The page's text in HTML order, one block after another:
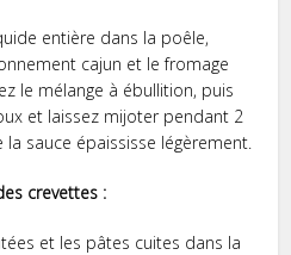
entière dans la poêle,
cajun et le fromage
le mélange à ébullition, puis
et laissez mijoter pendant 2
la sauce épaississe légèrement.
crevettes :
et les pâtes cuites dans la